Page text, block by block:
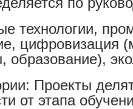
технологии,
цифровизация
образование),
Проекты
от этапа